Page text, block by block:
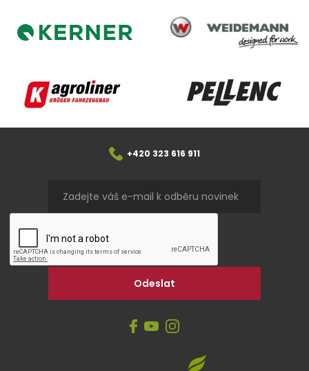
Kerner
Weidemann
Agroliner Pellenc
+420 323 616 911